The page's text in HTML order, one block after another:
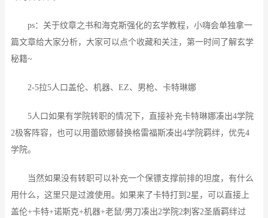
ps：关于纹章之书和海克斯强化的玄学教程，小嗨会单独拿一
篇文章给大家分析，大家可以点个收藏和关注，第一时间了解玄学
秘籍~
2-5拉5人口盖伦、机器、EZ、男枪、卡特琳娜
5人口如果有学院转职的情况下，直接补充卡特琳娜凑出4学院
2极客阵容，也可以用蕾欧娜替换格雷福斯凑出4学院羁绊，优先4
学院。
当然如果没有转职可以补充一个保镖支撑前排的坦度，有什么
用什么，这里只是过渡使用。如果来了卡特打到2星，可以直接上
盖伦+卡特+诺斯克+机器+老鼠/男刀凑出2学院2刺客2圣盾羁绊过